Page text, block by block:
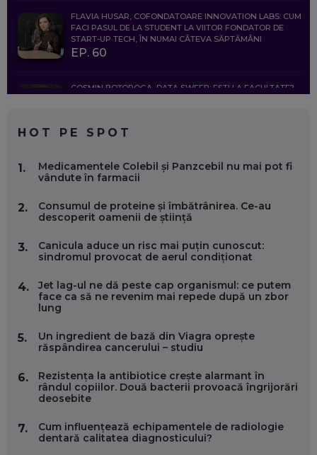
FLAVIA HUSAR, COFONDATOARE INNOVATION LABS: CUM
FACI PASUL DE LA STUDENT LA VIITOR FONDATOR DE
START-UP TECH, ÎN NUMAI CÂTEVA SĂPTĂMÂNI
EP. 60
COSMIN BOȚOROGA, DATA SWEEP: EȘTI LA FACULTATE?
FOLOSEȘTI TEHNOLOGIA CA SĂ FII MAI BUN LA JOB. ȘI CUM
SE VA SCHIMBA MUNCA, ÎN URMĂTORII ANI
FOLOSEȘTI TEHNOLOGIA CA SĂ ÎȚI DESCHIZI DRUMUL
CĂTRE ARTĂ, LA NIVEL GLOBAL
EP. 57
ANDREI AVĂDANEI, BIT SENTINEL: CUM ÎȚI PROTEJEZI
EP. 56
DOINA VÎLCEANU, CONTENTSPEED: VREI SUCCES ONLINE?
ÎNVAȚĂ AEO ȘI GEO!
EP. 55
OLIVIU MATEI, HOLISUN: SOFTWARE DE LA CLUJ PENTRU
HOT PE SPOT
1.
Medicamentele Colebil și Panzcebil nu mai pot fi
vândute în farmacii
2.
Consumul de proteine și îmbătrânirea. Ce-au
descoperit oamenii de știință
3.
Canicula aduce un risc mai puțin cunoscut:
sindromul provocat de aerul condiționat
4.
Jet lag-ul ne dă peste cap organismul: ce putem
face ca să ne revenim mai repede după un zbor
lung
5.
Un ingredient de bază din Viagra oprește
răspândirea cancerului – studiu
6.
Rezistența la antibiotice crește alarmant în
rândul copiilor. Două bacterii provoacă îngrijorări
deosebite
7.
Cum influențează echipamentele de radiologie
dentară calitatea diagnosticului?